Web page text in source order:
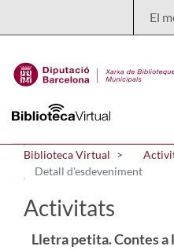
El
Biblioteca Virtual
Detall d'esdeveniment
Activitats
Lletra petita. Contes a